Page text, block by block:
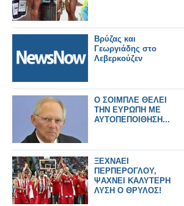
Βρύζας και
Γεωργιάδης στο
Λεβερκούζεν
Ο ΣΟΙΜΠΛΕ ΘΕΛΕΙ
ΤΗΝ ΕΥΡΩΠΗ ΜΕ
ΑΥΤΟΠΕΠΟΙΘΗΣΗ...
ΞΕΧΝΑΕΙ
ΠΕΡΠΕΡΟΓΛΟΥ,
ΨΑΧΝΕΙ ΚΑΛΥΤΕΡΗ
ΛΥΣΗ Ο ΘΡΥΛΟΣ!